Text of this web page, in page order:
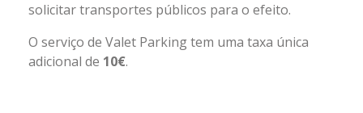
solicitar transportes públicos para o efeito.
O serviço de Valet Parking tem uma taxa única
adicional de 10€.